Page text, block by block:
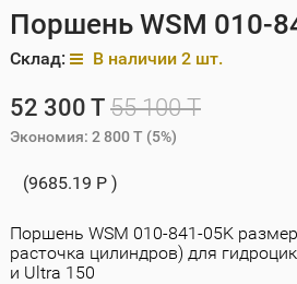
Поршень WSM 010-
Склад: В наличии 2 шт.
52 300 T 55 100 T
Экономия: 2 800 T (5%)
(9685.19 P )
Поршень WSM 010-841-05K
расточка цилиндров) для
и Ultra 150